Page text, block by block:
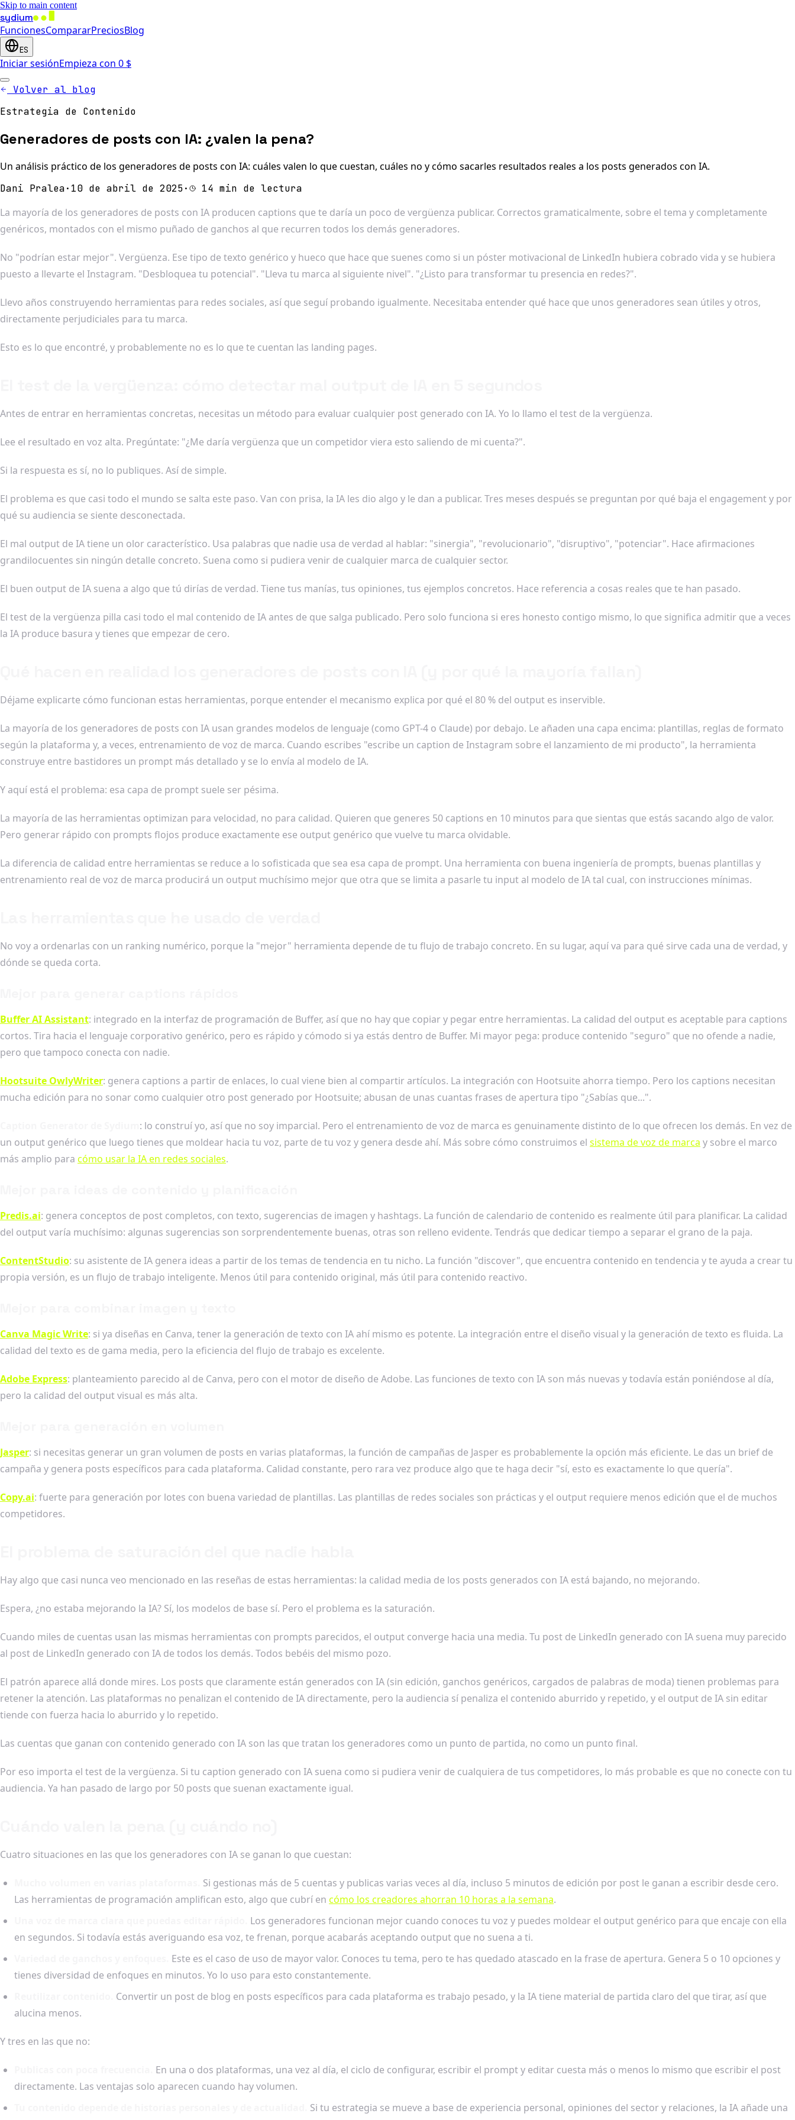
Skip to main content
sydium
FuncionesCompararPreciosBlog
ES
Iniciar sesiónEmpieza con 0 $
Volver al blog
Estrategia de Contenido
Generadores de posts con IA: ¿valen la pena?
Un análisis práctico de los generadores de posts con IA: cuáles valen lo que cuestan, cuáles no y cómo sacarles resultados reales a los posts generados con IA.
Dani Pralea· 10 de abril de 2025· 14 min de lectura
La mayoría de los generadores de posts con IA producen captions que te daría un poco de vergüenza publicar. Correctos gramaticalmente, sobre el tema y completamente
genéricos, montados con el mismo puñado de ganchos al que recurren todos los demás generadores.
No "podrían estar mejor". Vergüenza. Ese tipo de texto genérico y hueco que hace que suenes como si un póster motivacional de LinkedIn hubiera cobrado vida y se hubiera
puesto a llevarte el Instagram. "Desbloquea tu potencial". "Lleva tu marca al siguiente nivel". "¿Listo para transformar tu presencia en redes?".
Llevo años construyendo herramientas para redes sociales, así que seguí probando igualmente. Necesitaba entender qué hace que unos generadores sean útiles y otros,
directamente perjudiciales para tu marca.
Esto es lo que encontré, y probablemente no es lo que te cuentan las landing pages.
Antes de entrar en herramientas concretas, necesitas un método para evaluar cualquier post generado con IA. Yo lo llamo el test de la vergüenza.
Lee el resultado en voz alta. Pregúntate: "¿Me daría vergüenza que un competidor viera esto saliendo de mi cuenta?".
Si la respuesta es sí, no lo publiques. Así de simple.
El problema es que casi todo el mundo se salta este paso. Van con prisa, la IA les dio algo y le dan a publicar. Tres meses después se preguntan por qué baja el engagement y por
qué su audiencia se siente desconectada.
El mal output de IA tiene un olor característico. Usa palabras que nadie usa de verdad al hablar: "sinergia", "revolucionario", "disruptivo", "potenciar". Hace afirmaciones
grandilocuentes sin ningún detalle concreto. Suena como si pudiera venir de cualquier marca de cualquier sector.
El buen output de IA suena a algo que tú dirías de verdad. Tiene tus manías, tus opiniones, tus ejemplos concretos. Hace referencia a cosas reales que te han pasado.
El test de la vergüenza pilla casi todo el mal contenido de IA antes de que salga publicado. Pero solo funciona si eres honesto contigo mismo, lo que significa admitir que a veces
la IA produce basura y tienes que empezar de cero.
Déjame explicarte cómo funcionan estas herramientas, porque entender el mecanismo explica por qué el 80 % del output es inservible.
La mayoría de los generadores de posts con IA usan grandes modelos de lenguaje (como GPT-4 o Claude) por debajo. Le añaden una capa encima: plantillas, reglas de formato
según la plataforma y, a veces, entrenamiento de voz de marca. Cuando escribes "escribe un caption de Instagram sobre el lanzamiento de mi producto", la herramienta
construye entre bastidores un prompt más detallado y se lo envía al modelo de IA.
Y aquí está el problema: esa capa de prompt suele ser pésima.
La mayoría de las herramientas optimizan para velocidad, no para calidad. Quieren que generes 50 captions en 10 minutos para que sientas que estás sacando algo de valor.
Pero generar rápido con prompts flojos produce exactamente ese output genérico que vuelve tu marca olvidable.
La diferencia de calidad entre herramientas se reduce a lo sofisticada que sea esa capa de prompt. Una herramienta con buena ingeniería de prompts, buenas plantillas y
entrenamiento real de voz de marca producirá un output muchísimo mejor que otra que se limita a pasarle tu input al modelo de IA tal cual, con instrucciones mínimas.
No voy a ordenarlas con un ranking numérico, porque la "mejor" herramienta depende de tu flujo de trabajo concreto. En su lugar, aquí va para qué sirve cada una de verdad, y
dónde se queda corta.
Buffer AI Assistant: integrado en la interfaz de programación de Buffer, así que no hay que copiar y pegar entre herramientas. La calidad del output es aceptable para captions
cortos. Tira hacia el lenguaje corporativo genérico, pero es rápido y cómodo si ya estás dentro de Buffer. Mi mayor pega: produce contenido "seguro" que no ofende a nadie,
pero que tampoco conecta con nadie.
Hootsuite OwlyWriter: genera captions a partir de enlaces, lo cual viene bien al compartir artículos. La integración con Hootsuite ahorra tiempo. Pero los captions necesitan
mucha edición para no sonar como cualquier otro post generado por Hootsuite; abusan de unas cuantas frases de apertura tipo "¿Sabías que...".
: lo construí yo, así que no soy imparcial. Pero el entrenamiento de voz de marca es genuinamente distinto de lo que ofrecen los demás. En vez de
un output genérico que luego tienes que moldear hacia tu voz, parte de tu voz y genera desde ahí. Más sobre cómo construimos el sistema de voz de marca y sobre el marco
más amplio para cómo usar la IA en redes sociales.
Predis.ai: genera conceptos de post completos, con texto, sugerencias de imagen y hashtags. La función de calendario de contenido es realmente útil para planificar. La calidad
del output varía muchísimo: algunas sugerencias son sorprendentemente buenas, otras son relleno evidente. Tendrás que dedicar tiempo a separar el grano de la paja.
ContentStudio: su asistente de IA genera ideas a partir de los temas de tendencia en tu nicho. La función "discover", que encuentra contenido en tendencia y te ayuda a crear tu
propia versión, es un flujo de trabajo inteligente. Menos útil para contenido original, más útil para contenido reactivo.
Canva Magic Write: si ya diseñas en Canva, tener la generación de texto con IA ahí mismo es potente. La integración entre el diseño visual y la generación de texto es fluida. La
calidad del texto es de gama media, pero la eficiencia del flujo de trabajo es excelente.
Adobe Express: planteamiento parecido al de Canva, pero con el motor de diseño de Adobe. Las funciones de texto con IA son más nuevas y todavía están poniéndose al día,
pero la calidad del output visual es más alta.
Jasper: si necesitas generar un gran volumen de posts en varias plataformas, la función de campañas de Jasper es probablemente la opción más eficiente. Le das un brief de
campaña y genera posts específicos para cada plataforma. Calidad constante, pero rara vez produce algo que te haga decir "sí, esto es exactamente lo que quería".
Copy.ai: fuerte para generación por lotes con buena variedad de plantillas. Las plantillas de redes sociales son prácticas y el output requiere menos edición que el de muchos
competidores.
Hay algo que casi nunca veo mencionado en las reseñas de estas herramientas: la calidad media de los posts generados con IA está bajando, no mejorando.
Espera, ¿no estaba mejorando la IA? Sí, los modelos de base sí. Pero el problema es la saturación.
Cuando miles de cuentas usan las mismas herramientas con prompts parecidos, el output converge hacia una media. Tu post de LinkedIn generado con IA suena muy parecido
al post de LinkedIn generado con IA de todos los demás. Todos bebéis del mismo pozo.
El patrón aparece allá donde mires. Los posts que claramente están generados con IA (sin edición, ganchos genéricos, cargados de palabras de moda) tienen problemas para
retener la atención. Las plataformas no penalizan el contenido de IA directamente, pero la audiencia sí penaliza el contenido aburrido y repetido, y el output de IA sin editar
tiende con fuerza hacia lo aburrido y lo repetido.
Las cuentas que ganan con contenido generado con IA son las que tratan los generadores como un punto de partida, no como un punto final.
Por eso importa el test de la vergüenza. Si tu caption generado con IA suena como si pudiera venir de cualquiera de tus competidores, lo más probable es que no conecte con tu
audiencia. Ya han pasado de largo por 50 posts que suenan exactamente igual.
Cuatro situaciones en las que los generadores con IA se ganan lo que cuestan:
Si gestionas más de 5 cuentas y publicas varias veces al día, incluso 5 minutos de edición por post le ganan a escribir desde cero.
Las herramientas de programación amplifican esto, algo que cubrí en cómo los creadores ahorran 10 horas a la semana.
Los generadores funcionan mejor cuando conoces tu voz y puedes moldear el output genérico para que encaje con ella
en segundos. Si todavía estás averiguando esa voz, te frenan, porque acabarás aceptando output que no suena a ti.
Este es el caso de uso de mayor valor. Conoces tu tema, pero te has quedado atascado en la frase de apertura. Genera 5 o 10 opciones y
tienes diversidad de enfoques en minutos. Yo lo uso para esto constantemente.
Convertir un post de blog en posts específicos para cada plataforma es trabajo pesado, y la IA tiene material de partida claro del que tirar, así que
alucina menos.
Y tres en las que no:
En una o dos plataformas, una vez al día, el ciclo de configurar, escribir el prompt y editar cuesta más o menos lo mismo que escribir el post
directamente. Las ventajas solo aparecen cuando hay volumen.
Si tu estrategia se mueve a base de experiencia personal, opiniones del sector y relaciones, la IA añade una